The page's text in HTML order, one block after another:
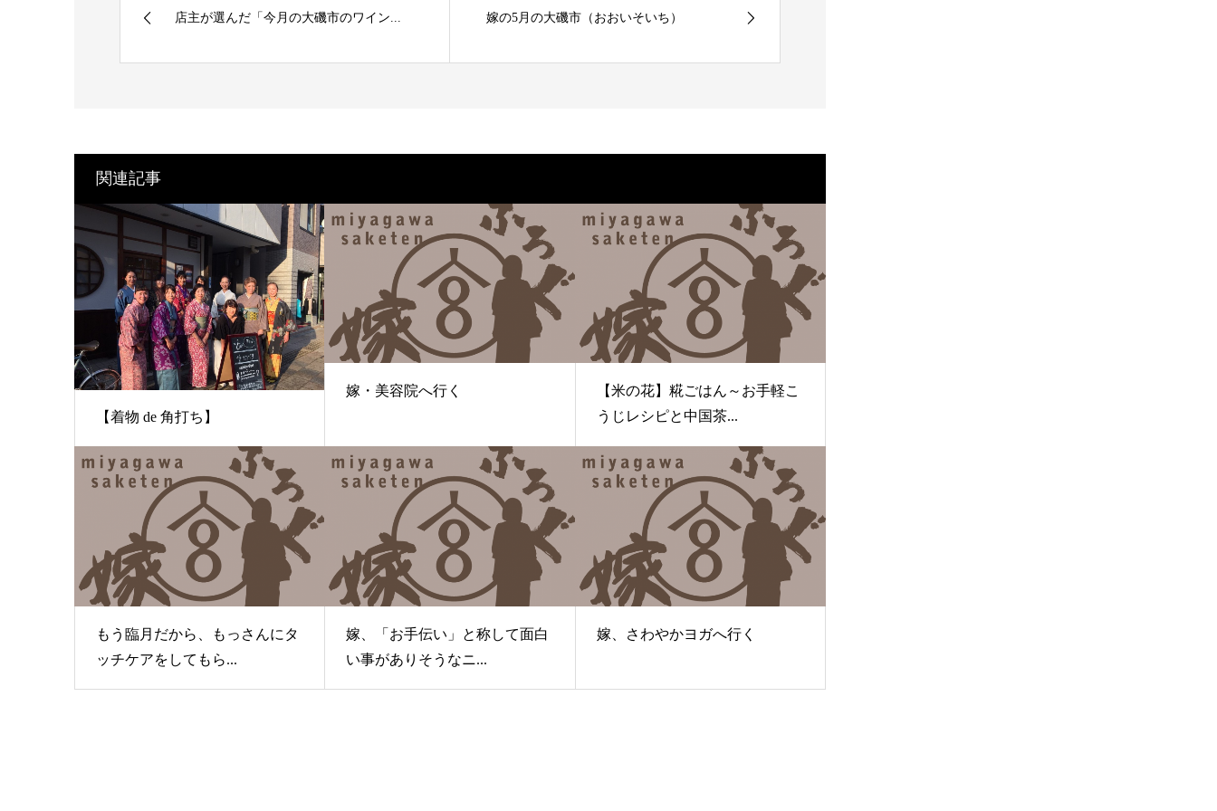
店主が選んだ「今月の大磯市のワイン... 嫁の5月の大磯市（おおいそいち）
関連記事
【着物 de 角打ち】
嫁・美容院へ行く
【米の花】糀ごはん～お手軽こ
うじレシピと中国茶...
もう臨月だから、もっさんにタ
ッチケアをしてもら...
嫁、「お手伝い」と称して面白
い事がありそうなニ...
嫁、さわやかヨガへ行く